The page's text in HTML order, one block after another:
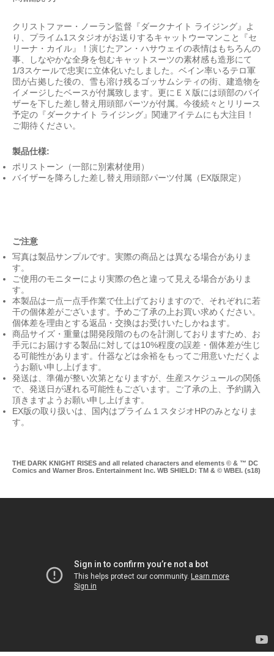
クリストファー・ノーラン監督『ダークナイト ライジング』よ
り、プライム1スタジオがお送りするキャットウーマンこと『セ
リーナ・カイル』！演じたアン・ハサウェイの表情はもちろんの
事、しなやかな全身を包むキャットスーツの素材感も造形にて
1/3スケールで忠実に立体化いたしました。ベイン率いるテロ軍
団が占拠した後の、雪も溶け残るゴッサムシティの街、建造物を
イメージしたベースが付属致します。更にＥＸ版には頭部のバイ
ザーを下した差し替え用頭部パーツが付属。今後続々とリリース
予定の『ダークナイト ライジング』関連アイテムにも大注目！
ご期待ください。
製品仕様:
ポリストーン（一部に別素材使用）
バイザーを降ろした差し替え用頭部パーツ付属（EX版限定）
ご注意
写真は製品サンプルです。実際の商品とは異なる場合がありま
す。
ご使用のモニターにより実際の色と違って見える場合がありま
す。
本製品は一点一点手作業で仕上げておりますので、それぞれに若
干の個体差がございます。予めご了承の上お買い求めください。
個体差を理由とする返品・交換はお受けいたしかねます。
商品サイズ・重量は開発段階のものを計測しておりますため、お
手元にお届けする製品に対しては10%程度の誤差・個体差が生じ
る可能性があります。什器などは余裕をもってご用意いただくよ
うお願い申し上げます。
発送は、準備が整い次第となりますが、生産スケジュールの関係
で、発送日が遅れる可能性もございます。ご了承の上、予約購入
頂きますようお願い申し上げます。
EX版の取り扱いは、国内はプライム１スタジオHPのみとなりま
す。
THE DARK KNIGHT RISES and all related characters and elements © & ™ DC
Comics and Warner Bros. Entertainment Inc. WB SHIELD: TM & © WBEI. (s18)